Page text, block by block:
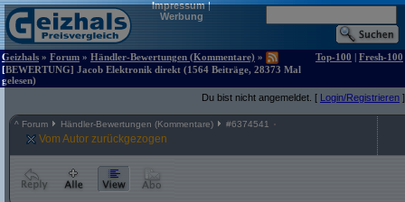
Impressum|
Werbung
Geizhals » Forum » Händler-Bewertungen (Kommentare) »
[BEWERTUNG] Jacob Elektronik direkt (1564 Beiträge, 28373 Mal
gelesen)
Top-100 | Fresh-100
Du bist nicht angemeldet. [ Login/Registrieren ]
^ Forum Händler-Bewertungen (Kommentare) #6374541
Vom Autor zurückgezogen